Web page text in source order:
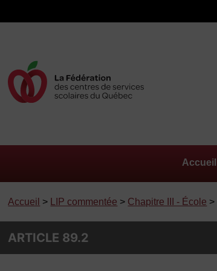
Accueil
Accueil > LIP commentée > Chapitre III - École >
ARTICLE 89.2